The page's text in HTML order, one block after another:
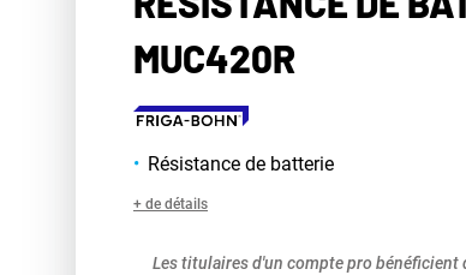
MUC420R
Résistance de batterie
+ de détails
Les titulaires d'un compte pro bénéficient